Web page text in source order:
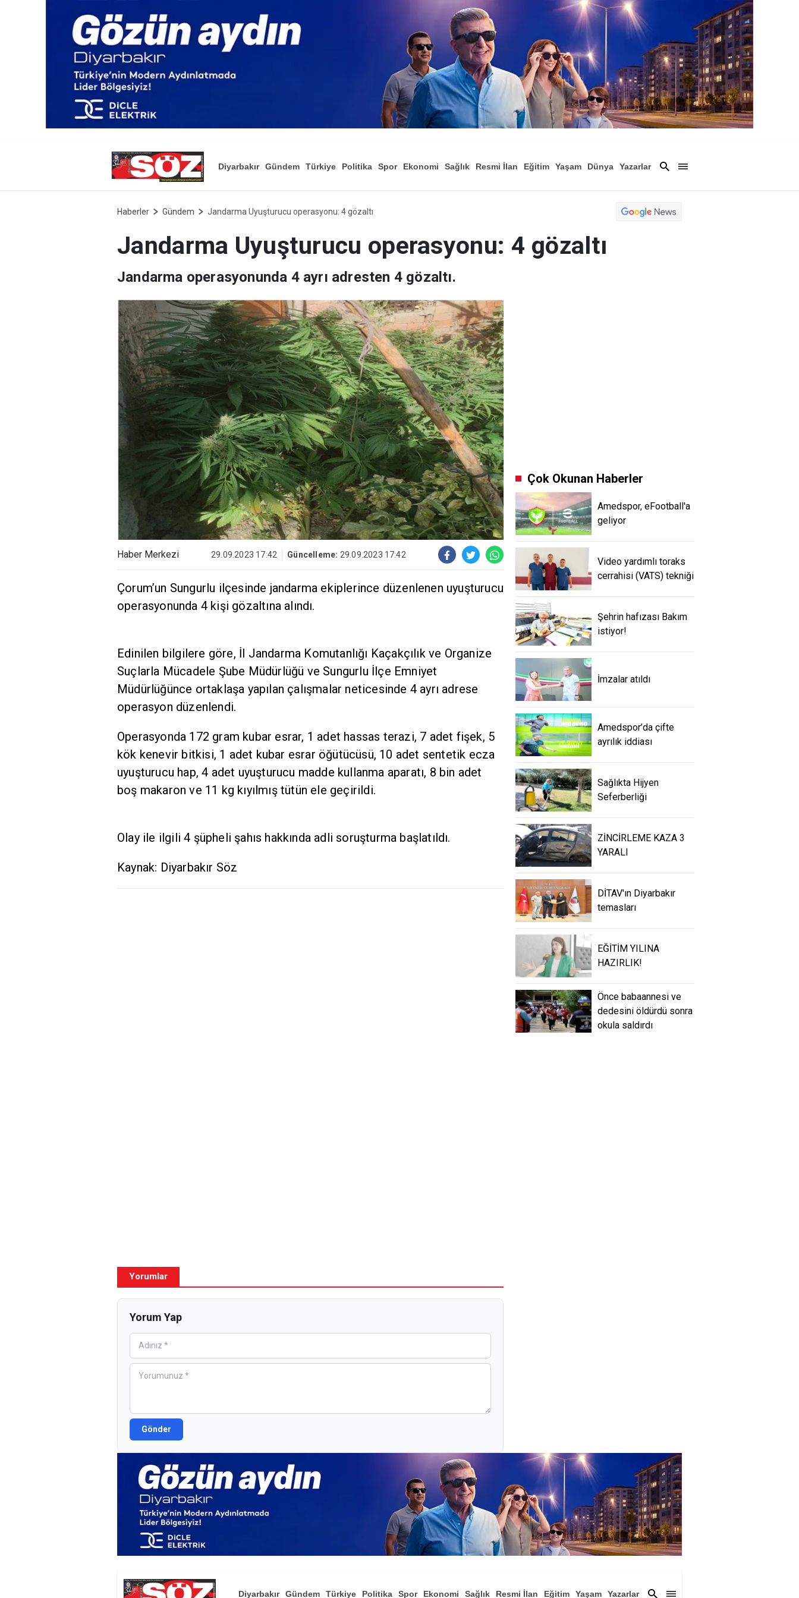
Diyarbakır Gündem Türkiye Politika Spor Ekonomi Sağlık Resmi İlan Eğitim Yaşam
Dünya
Yazarlar
Haberler Gündem Jandarma Uyuşturucu operasyonu: 4 gözaltı
Jandarma Uyuşturucu operasyonu: 4 gözaltı
Jandarma operasyonunda 4 ayrı adresten 4 gözaltı.
Haber Merkezi 29.09.2023 17:42 Güncelleme: 29.09.2023 17:42
Çorum’un Sungurlu ilçesinde jandarma ekiplerince düzenlenen uyuşturucu
operasyonunda 4 kişi gözaltına alındı.
Edinilen bilgilere göre, İl Jandarma Komutanlığı Kaçakçılık ve Organize
Suçlarla Mücadele Şube Müdürlüğü ve Sungurlu İlçe Emniyet
Müdürlüğünce ortaklaşa yapılan çalışmalar neticesinde 4 ayrı adrese
operasyon düzenlendi.
Operasyonda 172 gram kubar esrar, 1 adet hassas terazi, 7 adet fişek, 5
kök kenevir bitkisi, 1 adet kubar esrar öğütücüsü, 10 adet sentetik ecza
uyuşturucu hap, 4 adet uyuşturucu madde kullanma aparatı, 8 bin adet
boş makaron ve 11 kg kıyılmış tütün ele geçirildi.
Olay ile ilgili 4 şüpheli şahıs hakkında adli soruşturma başlatıldı.
Kaynak: Diyarbakır Söz
Yorumlar
Yorum Yap
Gönder
Çok Okunan Haberler
Amedspor, eFootball'a
geliyor
Video yardımlı toraks
cerrahisi (VATS) tekniği
Şehrin hafızası Bakım
istiyor!
İmzalar atıldı
Amedspor’da çifte
ayrılık iddiası
Sağlıkta Hijyen
Seferberliği
ZİNCİRLEME KAZA 3
YARALI
DİTAV'ın Diyarbakır
temasları
EĞİTİM YILINA
HAZIRLIK!
Önce babaannesi ve
dedesini öldürdü sonra
okula saldırdı
Diyarbakır Gündem Türkiye Politika Spor Ekonomi Sağlık Resmi İlan Eğitim
Yaşam
Yazarlar